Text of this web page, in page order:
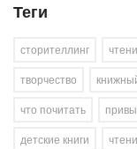
Теги
сторителлинг
творчество
что почитать
детские книги